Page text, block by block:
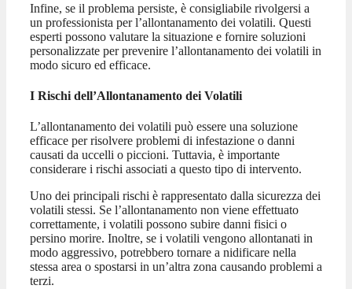
Infine, se il problema persiste, è consigliabile rivolgersi a
un professionista per l’allontanamento dei volatili. Questi
esperti possono valutare la situazione e fornire soluzioni
personalizzate per prevenire l’allontanamento dei volatili in
modo sicuro ed efficace.
I Rischi dell’Allontanamento dei Volatili
L’allontanamento dei volatili può essere una soluzione
efficace per risolvere problemi di infestazione o danni
causati da uccelli o piccioni. Tuttavia, è importante
considerare i rischi associati a questo tipo di intervento.
Uno dei principali rischi è rappresentato dalla sicurezza dei
volatili stessi. Se l’allontanamento non viene effettuato
correttamente, i volatili possono subire danni fisici o
persino morire. Inoltre, se i volatili vengono allontanati in
modo aggressivo, potrebbero tornare a nidificare nella
stessa area o spostarsi in un’altra zona causando problemi a
terzi.